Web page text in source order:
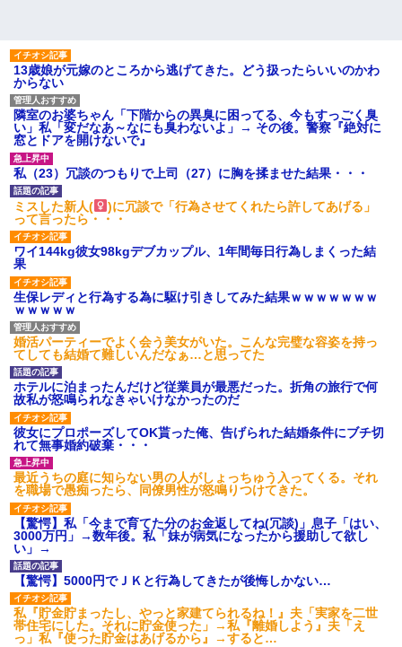
13歳娘が元嫁のところから逃げてきた。どう扱ったらいいのかわ
からない
隣室のお婆ちゃん「下階からの異臭に困ってる、今もすっごく臭
い」私「変だなあ～なにも臭わないよ」→ その後。警察『絶対に
窓とドアを開けないで』
私（23）冗談のつもりで上司（27）に胸を揉ませた結果・・・
ミスした新人(
)に冗談で「行為させてくれたら許してあげる」
って言ったら・・・
ワイ144kg彼女98kgデブカップル、1年間毎日行為しまくった結
果
生保レディと行為する為に駆け引きしてみた結果ｗｗｗｗｗｗｗ
ｗｗｗｗｗ
婚活パーティーでよく会う美女がいた。こんな完璧な容姿を持っ
てしても結婚て難しいんだなぁ…と思ってた
ホテルに泊まったんだけど従業員が最悪だった。折角の旅行で何
故私が怒鳴られなきゃいけなかったのだ
彼女にプロポーズしてOK貰った俺、告げられた結婚条件にブチ切
れて無事婚約破棄・・・
最近うちの庭に知らない男の人がしょっちゅう入ってくる。それ
を職場で愚痴ったら、同僚男性が怒鳴りつけてきた。
【驚愕】私「今まで育てた分のお金返してね(冗談)」息子「はい、
3000万円」→数年後。私「妹が病気になったから援助して欲し
い」→
【驚愕】5000円でＪＫと行為してきたが後悔しかない…
私『貯金貯まったし、やっと家建てられるね！』夫「実家を二世
帯住宅にした。それに貯金使った」→私『離婚しよう』夫「え
っ」私『使った貯金はあげるから』→すると…